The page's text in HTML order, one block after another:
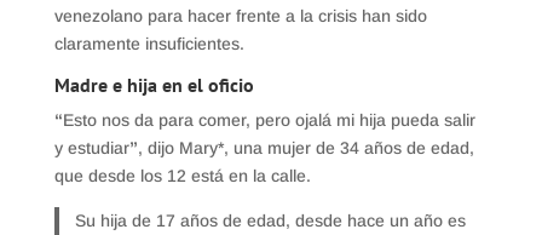
venezolano para hacer frente a la crisis han sido
claramente insuficientes.
Madre e hija en el oficio
“Esto nos da para comer, pero ojalá mi hija pueda salir
y estudiar”, dijo Mary*, una mujer de 34 años de edad,
que desde los 12 está en la calle.
Su hija de 17 años de edad, desde hace un año es